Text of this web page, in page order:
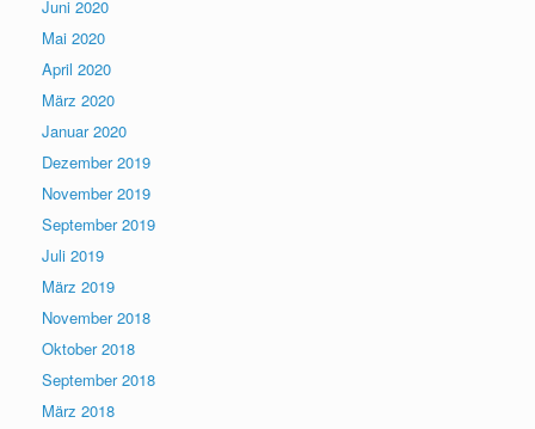
Juni 2020
Mai 2020
April 2020
März 2020
Januar 2020
Dezember 2019
November 2019
September 2019
Juli 2019
März 2019
November 2018
Oktober 2018
September 2018
März 2018